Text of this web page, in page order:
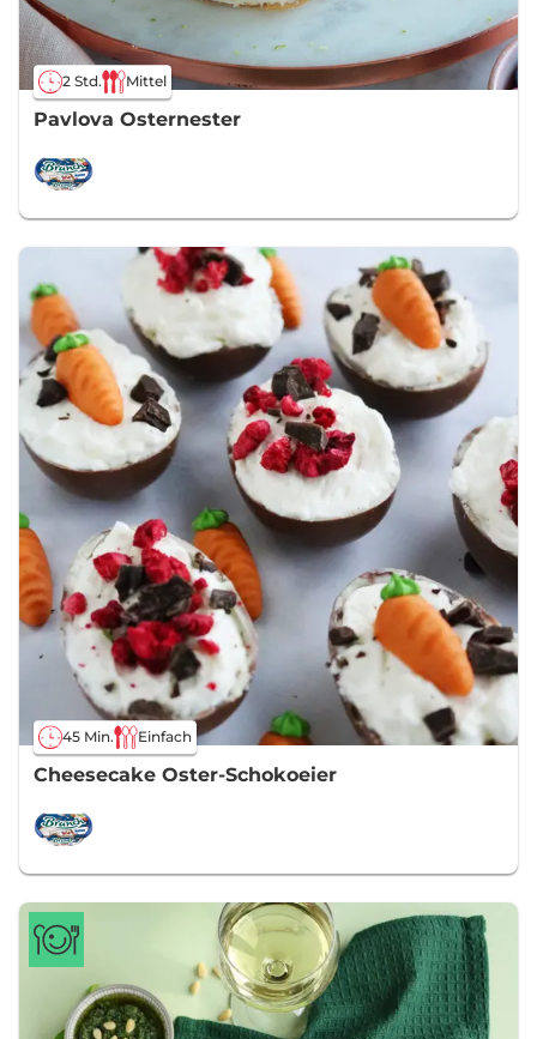
2 Std. Mittel
Pavlova Osternester
45 Min. Einfach
Cheesecake Oster-Schokoeier